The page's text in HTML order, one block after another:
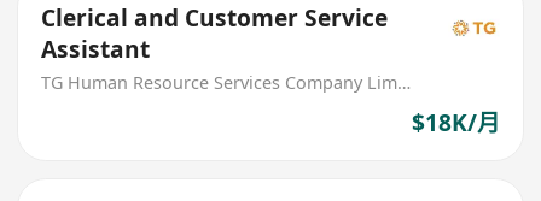
Clerical and Customer Service
Assistant
TG Human Resource Services Company Limited
$18K/月